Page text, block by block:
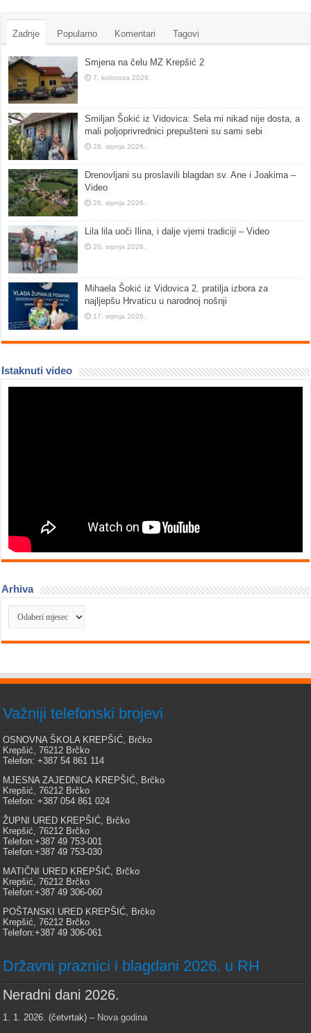
Zadnje Popularno Komentari Tagovi
Smjena na čelu MZ Krepšić 2
7. kolovoza 2026.
Smiljan Šokić iz Vidovica: Sela mi nikad nije dosta, a
mali poljoprivrednici prepušteni su sami sebi
28. srpnja 2026.
Drenovljani su proslavili blagdan sv. Ane i Joakima –
Video
26. srpnja 2026.
Lila lila uoči Ilina, i dalje vjerni tradiciji – Video
20. srpnja 2026.
Mihaela Šokić iz Vidovica 2. pratilja izbora za
najljepšu Hrvaticu u narodnoj nošnji
17. srpnja 2026.
Istaknuti video
Arhiva
Arhiva
Važniji telefonski brojevi
OSNOVNA ŠKOLA KREPŠIĆ, Brčko
Krepšić, 76212 Brčko
Telefon: +387 54 861 114
MJESNA ZAJEDNICA KREPŠIĆ, Brčko
Krepšić, 76212 Brčko
Telefon: +387 054 861 024
ŽUPNI URED KREPŠIĆ, Brčko
Krepšić, 76212 Brčko
Telefon:+387 49 753-001
Telefon:+387 49 753-030
MATIČNI URED KREPŠIĆ, Brčko
Krepšić, 76212 Brčko
Telefon:+387 49 306-060
POŠTANSKI URED KREPŠIĆ, Brčko
Krepšić, 76212 Brčko
Telefon:+387 49 306-061
Državni praznici i blagdani 2026. u RH
Neradni dani 2026.
1. 1. 2026. (četvrtak) – Nova godina